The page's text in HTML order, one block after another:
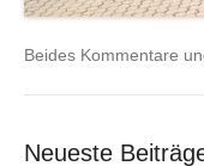
Beides Kommentare
Neueste